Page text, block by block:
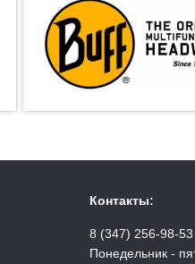
Контакты:
8 (347) 256-98-53
Понедельник -